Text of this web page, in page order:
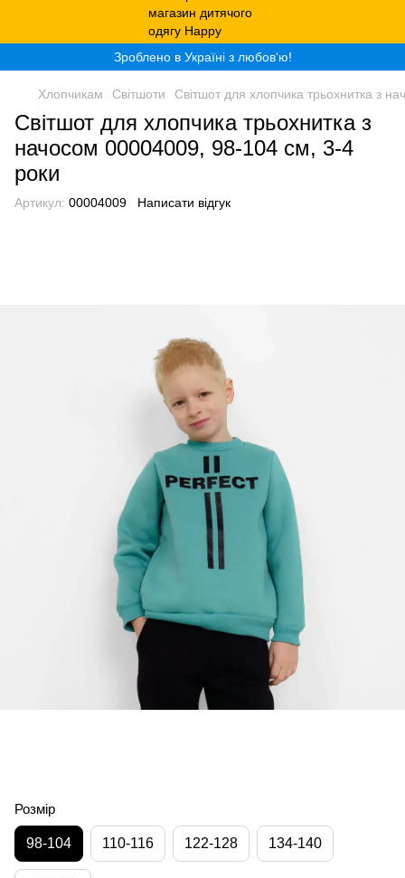
Зроблено в Україні з любов‘ю!
Хлопчикам Світшоти Світшот для хлопчика трьохнитка з
Світшот для хлопчика трьохнитка з
начосом 00004009, 98-104 см, 3-4
роки
Артикул: 00004009 Написати відгук
Розмір
98-104 110-116 122-128 134-140